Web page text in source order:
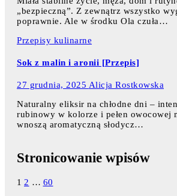
„bezpieczną”. Z zewnątrz wszystko
poprawnie. Ale w środku Ola czuła…
Przepisy kulinarne
Sok z malin i aronii [Przepis]
27 grudnia, 2025 Alicja Rostkowska
Naturalny eliksir na chłodne dni –
rubinowy w kolorze i pełen owocowej
wnoszą aromatyczną słodycz…
Stronicowanie wpisów
1 2 … 60